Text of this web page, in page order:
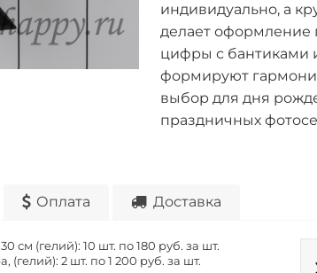
индивидуально, а
делает
цифры с бантиками
формируют
выбор для дня
праздничных
Оплата Доставка
см (гелий): 10 шт. по180 руб. за шт.
(гелий): 2 шт. по 1 200 руб. за шт.